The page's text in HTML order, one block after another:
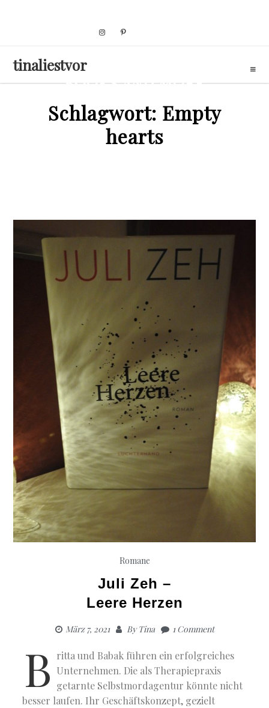
tinaliestvor
BOOKS AND MORE
Schlagwort: Empty
hearts
Romane
Juli Zeh –
Leere Herzen
März 7, 2021 ByTina 1 Comment
B ritta und Babak führen ein erfolgreiches
Unternehmen. Die als Therapiepraxis
getarnte Selbstmordagentur könnte nicht
besser laufen. Ihr Geschäftskonzept, gezielt